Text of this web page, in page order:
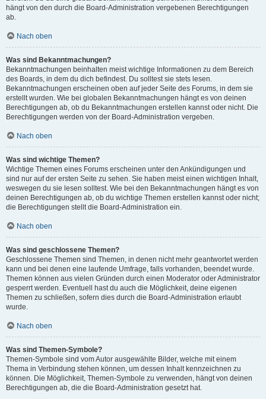
hängt von den durch die Board-Administration vergebenen Berechtigungen
ab.
Nach oben
Was sind Bekanntmachungen?
Bekanntmachungen beinhalten meist wichtige Informationen zu dem Bereich
des Boards, in dem du dich befindest. Du solltest sie stets lesen.
Bekanntmachungen erscheinen oben auf jeder Seite des Forums, in dem sie
erstellt wurden. Wie bei globalen Bekanntmachungen hängt es von deinen
Berechtigungen ab, ob du Bekanntmachungen erstellen kannst oder nicht. Die
Berechtigungen werden von der Board-Administration vergeben.
Nach oben
Was sind wichtige Themen?
Wichtige Themen eines Forums erscheinen unter den Ankündigungen und
sind nur auf der ersten Seite zu sehen. Sie haben meist einen wichtigen Inhalt,
weswegen du sie lesen solltest. Wie bei den Bekanntmachungen hängt es von
deinen Berechtigungen ab, ob du wichtige Themen erstellen kannst oder nicht;
die Berechtigungen stellt die Board-Administration ein.
Nach oben
Was sind geschlossene Themen?
Geschlossene Themen sind Themen, in denen nicht mehr geantwortet werden
kann und bei denen eine laufende Umfrage, falls vorhanden, beendet wurde.
Themen können aus vielen Gründen durch einen Moderator oder Administrator
gesperrt werden. Eventuell hast du auch die Möglichkeit, deine eigenen
Themen zu schließen, sofern dies durch die Board-Administration erlaubt
wurde.
Nach oben
Was sind Themen-Symbole?
Themen-Symbole sind vom Autor ausgewählte Bilder, welche mit einem
Thema in Verbindung stehen können, um dessen Inhalt kennzeichnen zu
können. Die Möglichkeit, Themen-Symbole zu verwenden, hängt von deinen
Berechtigungen ab, die die Board-Administration gesetzt hat.